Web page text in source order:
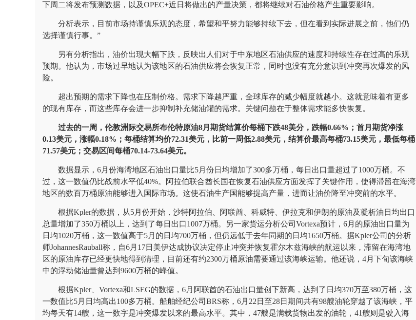
下周二将发布预测数据，以及OPEC+近日将做出的产量决策，都将继续对石油价格产生重要影响。
分析表示，目前市场持谨慎乐观的态度，希望和平努力能够持续下去，但在看到实际进展之前，他们仍
选择谨慎行事。”
另有分析指出，油价出现大幅下跌，反映出人们对于中东地区石油供应的速度和持续性存在过高的乐观
预期。他认为，市场过早地认为该地区的石油供应将会恢复正常，同时也没有充分意识到冲突再次爆发的风
险。
超出预期的需求下降也在压制价格。需求下降越严重，全球库存的减少幅度就越小。这就意味着有更多
的现有库存，而这些库存会进一步抑制补充储油罐的需求。关键问题在于整体需求能多快恢复。
过去的一周，伦敦洲际交易所布伦特原油8月期货结算价每桶下跌48美分，跌幅0.66%；首月期货净涨
0.13美元，涨幅0.18%；每桶结算均价72.31美元，比前一周低2.88美元，结算价最高每桶73.15美元，最低每桶
71.57美元；交易区间每桶70.14-73.64美元。
数据显示，6月份海湾地区石油出口量比5月份日均增加了300多万桶，每日出口量超过了1000万桶。不
过，这一数值仍比战前水平低40%。阿拉伯联合酋长国在恢复石油供应方面发挥了关键作用，使得滞留在海湾
地区的数百万桶原油能够进入国际市场。这使石油生产国能够提高产量，进而让油价降至冲突前的水平。
根据Kpler的数据，从5月份开始，沙特阿拉伯、阿联酋、科威特、伊拉克和伊朗的原油及凝析油日均出口
总量增加了350万桶以上，达到了每日出口1007万桶。另一家货运分析公司Vortexa预计，6月的原油出口量为
日均1020万桶，这一数值高于5月的日均700万桶，但仍远低于去年同期的日均1650万桶。据Kpler公司的分析
师JohannesRauball称，自6月17日美伊达成协议决定停止冲突并恢复霍尔木兹海峡的航运以来，滞留在海湾地
区的原油库存已经更快地得到清理，目前还有约2300万桶原油需要通过该海峡运输。他还说，4月下旬该海峡
中的浮动储油量曾达到9600万桶的峰值。
根据Kpler、Vortexa和LSEG的数据，6月阿联酋的石油出口量创下新高，达到了日均370万至380万桶，这
一数值比5月日均高出100多万桶。船舶经纪公司BRS称，6月22日至28日期间共有98艘油轮穿越了该海峡，平
均每天有14艘，这一数字是冲突爆发以来的最高水平。其中，47艘是满载货物出发的油轮，41艘则是驶入海